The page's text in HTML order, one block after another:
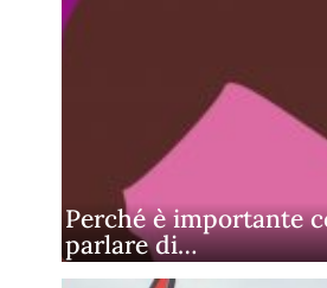
Perché è importante
parlare di…